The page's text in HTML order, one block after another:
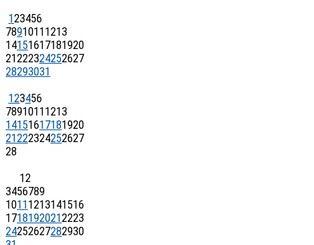
123456
78910111213
14151617181920
21222324252627
28293031
123456
78910111213
14151617181920
21222324252627
28
12
3456789
10111213141516
17181920212223
24252627282930